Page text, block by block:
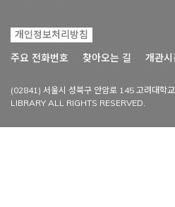
개인정보처리방침
주요 전화번호
찾아오는 길 개관시
(02841) 서울시 성북구 안암로 145 고려대학
LIBRARY ALL RIGHTS RESERVED.